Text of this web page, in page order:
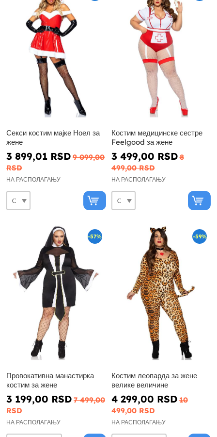
Секси костим мајке Ноел за
жене
3 899,01 RSD 9 099,00
RSD
НА РАСПОЛАГАЊУ
Костим медицинске сестре
Feelgood за жене
3 499,00 RSD 8
499,00 RSD
НА РАСПОЛАГАЊУ
-57%
Провокативна манастирка
костим за жене
3 199,00 RSD 7 499,00
RSD
НА РАСПОЛАГАЊУ
-59%
Костим леопарда за жене
велике величине
4 299,00 RSD 10
499,00 RSD
НА РАСПОЛАГАЊУ